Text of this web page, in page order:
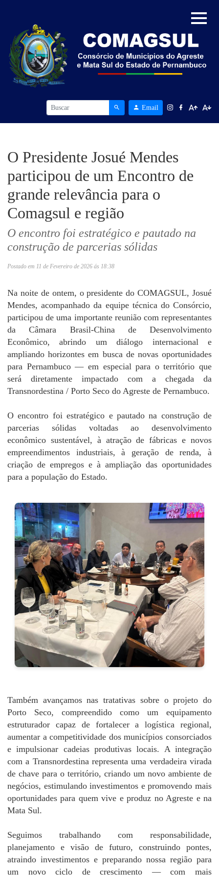
Email
O Presidente Josué Mendes
participou de um Encontro de
grande relevância para o
Comagsul e região
O encontro foi estratégico e pautado na
construção de parcerias sólidas
Postado em 11 de Fevereiro de 2026 ás 18:38
Na noite de ontem, o presidente do COMAGSUL, Josué
Mendes, acompanhado da equipe técnica do Consórcio,
participou de uma importante reunião com representantes
da Câmara Brasil-China de Desenvolvimento
Econômico, abrindo um diálogo internacional e
ampliando horizontes em busca de novas oportunidades
para Pernambuco — em especial para o território que
será diretamente impactado com a chegada da
Transnordestina / Porto Seco do Agreste de Pernambuco.
O encontro foi estratégico e pautado na construção de
parcerias sólidas voltadas ao desenvolvimento
econômico sustentável, à atração de fábricas e novos
empreendimentos industriais, à geração de renda, à
criação de empregos e à ampliação das oportunidades
para a população do Estado.
Também avançamos nas tratativas sobre o projeto do
Porto Seco, compreendido como um equipamento
estruturador capaz de fortalecer a logística regional,
aumentar a competitividade dos municípios consorciados
e impulsionar cadeias produtivas locais. A integração
com a Transnordestina representa uma verdadeira virada
de chave para o território, criando um novo ambiente de
negócios, estimulando investimentos e promovendo mais
oportunidades para quem vive e produz no Agreste e na
Mata Sul.
Seguimos trabalhando com responsabilidade,
planejamento e visão de futuro, construindo pontes,
atraindo investimentos e preparando nossa região para
um novo ciclo de crescimento — com mais